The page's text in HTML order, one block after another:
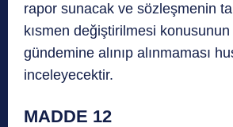
rapor sunacak ve sözleşmenin
kısmen değiştirilmesi
gündemine alınıp alınmaması
inceleyecektir.
MADDE 12